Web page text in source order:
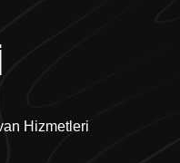
Hizmetleri